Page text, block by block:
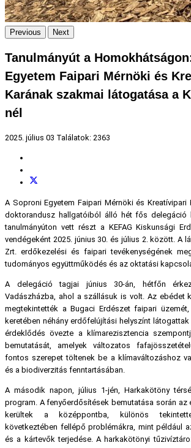
Previous Next
Tanulmányút a
Egyetem Faipari Mérnöki és
Karának szakmai látogatása a
nél
2025. július 03 Találatok: 2363
A Soproni Egyetem Faipari Mérnöki és
doktorandusz hallgatóiból álló hét fős delegáció
tanulmányúton vett részt a KEFAG Kiskunsági
vendégeként 2025. június 30. és július 2. között. A
Zrt. erdőkezelési és faipari tevékenységének
tudományos együttműködés és az oktatási
A delegáció tagjai június 30-án, hétfőn
Vadászházba, ahol a szállásuk is volt. Az ebédet
megtekintették a Bugaci Erdészet faipari
keretében néhány erdőfelújítási helyszínt
érdeklődés övezte a klímarezisztencia
bemutatását, amelyek változatos
fontos szerepet töltenek be a klímaváltozáshoz
és a biodiverzitás fenntartásában.
A második napon, július 1-jén, Harkakötöny
program. A fenyőerdősítések bemutatása során az
kerültek a középpontba, különös
következtében fellépő problémákra, mint például
és a kártevők terjedése. A harkakötönyi